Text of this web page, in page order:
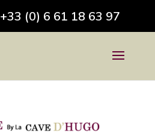
+33 (0) 6 61 18 63 97